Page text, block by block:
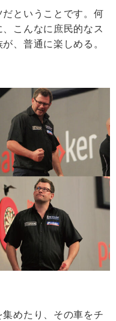
ということです。何
こんなに庶民的なス
、普通に楽しめる。
めたり、その車をチ